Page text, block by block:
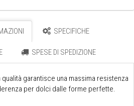
SPECIFICHE
SPESE DI SPEDIZIONE
garantisce una massima resistenza
per dolci dalle forme perfette.